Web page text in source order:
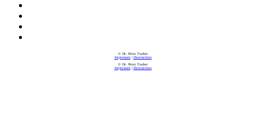
© Dr. Peter Tauber
Impressum| Datenschutz
© Dr. Peter Tauber
Impressum| Datenschutz